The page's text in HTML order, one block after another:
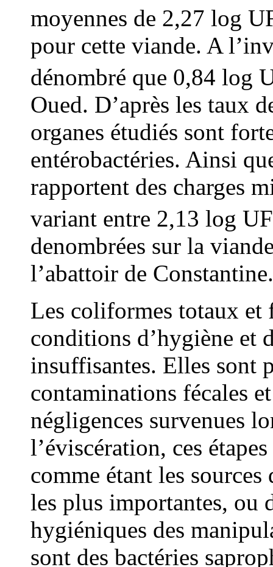
moyennes de 2,27 log
pour cette viande. A
dénombré que 0,84 log
Oued. D’après les taux
organes étudiés sont
entérobactéries. Ainsi
rapportent des charges
variant entre 2,13 log
denombrées sur la
l’abattoir de Constantine.
Les coliformes totaux et
conditions d’hygiène et
insuffisantes. Elles sont
contaminations fécales
négligences survenues
l’éviscération, ces
comme étant les sources
les plus importantes, ou
hygiéniques des
sont des bactéries